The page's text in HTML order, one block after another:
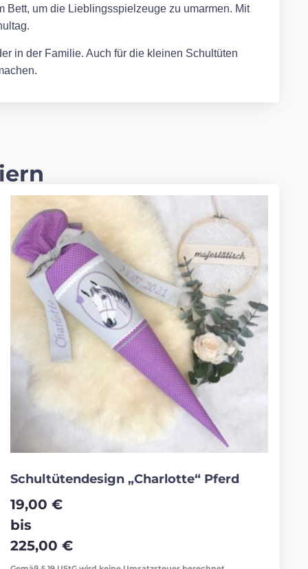
um die Lieblingsspielzeuge zu umarmen. Mit
in der Familie. Auch für die kleinen Schultüten
Schultütendesign „Charlotte“ Pferd
19,00€
bis
225,00€